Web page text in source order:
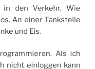
den Verkehr. Wie
An einer Tankstelle
und Eis.
Als ich
nicht einloggen kann